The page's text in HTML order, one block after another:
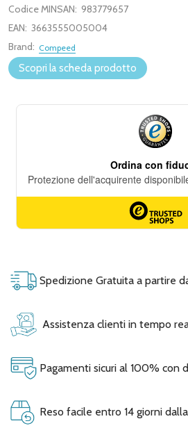
Codice MINSAN: 983779657
EAN: 3663555005004
Brand: Compeed
Scopri la scheda prodotto
Spedizione Gratuita a partire
Assistenza clienti in tempo
Pagamenti sicuri al 100% con
Reso facile entro 14 giorni